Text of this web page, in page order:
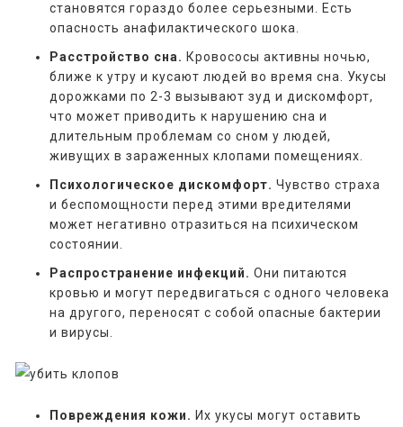
становятся гораздо более серьезными. Есть
опасность анафилактического шока.
Расстройство сна. Кровососы активны ночью,
ближе к утру и кусают людей во время сна. Укусы
дорожками по 2-3 вызывают зуд и дискомфорт,
что может приводить к нарушению сна и
длительным проблемам со сном у людей,
живущих в зараженных клопами помещениях.
Психологическое дискомфорт. Чувство страха
и беспомощности перед этими вредителями
может негативно отразиться на психическом
состоянии.
Распространение инфекций. Они питаются
кровью и могут передвигаться с одного человека
на другого, переносят с собой опасные бактерии
и вирусы.
Повреждения кожи. Их укусы могут оставить